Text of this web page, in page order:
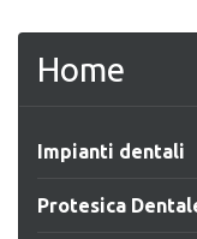
Home
Impianti dentali
Protesica